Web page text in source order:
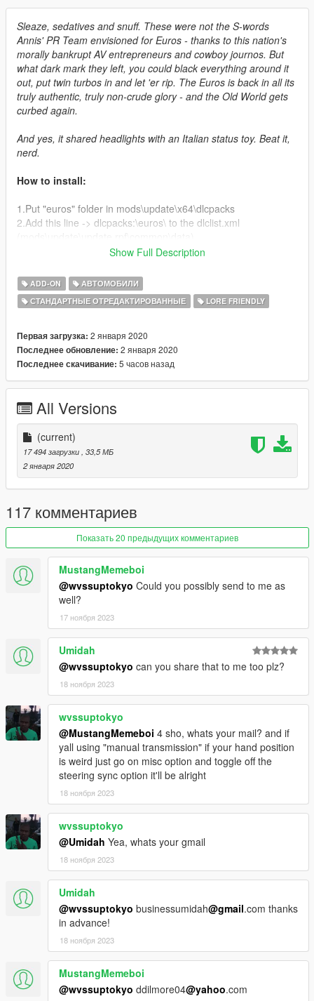
Sleaze, sedatives and snuff. These were not the S-words
Annis' PR Team envisioned for Euros - thanks to this nation's
morally bankrupt AV entrepreneurs and cowboy journos. But
what dark mark they left, you could black everything around it
out, put twin turbos in and let 'er rip. The Euros is back in all its
truly authentic, truly non-crude glory - and the Old World gets
curbed again.
And yes, it shared headlights with an Italian status toy. Beat it,
nerd.
How to install:
1.Put "euros" folder in mods\update\x64\dlcpacks
2.Add this line -> dlcpacks:\euros\ to the dlclist.xml
Credits:
GhostRider, MG - more tuning parts
Carrythxd, Cataleast - add-on assembly
Bob322 - troubleshooting
Johnny362000 - handling
MyCrystals! - description
LamboFreak - custom engine sounds
Livery Credits:
TheSecretPower - Kazoku No Shitsubo
Smukkeunger - Shark
Carpathian Stars - Specs
Boywond - Samurai X-Flow, Garage Alien Styling, Access
OtherSideGuy - Pip Racing Team, Defiant Racing Team, Mega
Midget Mouse
Cataleast - Street King
Discord server
Show Full Description
ADD-ON
АВТОМОБИЛИ
СТАНДАРТНЫЕ ОТРЕДАКТИРОВАННЫЕ
LORE FRIENDLY
Первая загрузка: 2 января 2020
Последнее обновление: 2 января 2020
Последнее скачивание: 5 часов назад
All Versions
(current)
17 494 загрузки, 33,5 МБ
2 января 2020
117 комментариев
Показать 20 предыдущих комментариев
MustangMemeboi
@wvssuptokyo Could you possibly send to me as
well?
17 ноября 2023
Umidah
@wvssuptokyo can you share that to me too plz?
18 ноября 2023
wvssuptokyo
@MustangMemeboi 4 sho, whats your mail? and if
yall using "manual transmission" if your hand position
is weird just go on misc option and toggle off the
steering sync option it'll be alright
18 ноября 2023
wvssuptokyo
@Umidah Yea, whats your gmail
18 ноября 2023
Umidah
@wvssuptokyo businessumidah@gmail.com thanks
in advance!
18 ноября 2023
MustangMemeboi
@wvssuptokyo ddilmore04@yahoo.com